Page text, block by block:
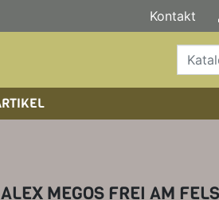
Kontakt
SPIELE, T-
ALEX MEGOS FREI AM FELS